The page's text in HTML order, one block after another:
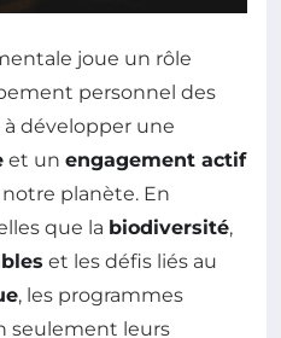
joue un rôle
personnel des
développer une
et un engagement actif
planète. En
que la biodiversité,
et les défis liés au
, les programmes
seulement leurs